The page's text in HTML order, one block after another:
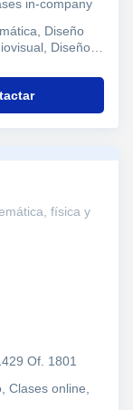
in-company
Diseño
Diseño
física y
Of. 1801
Clases online,